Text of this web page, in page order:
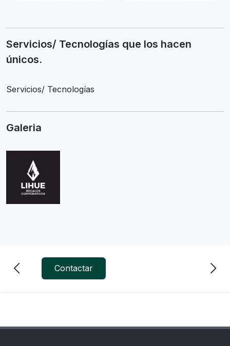
Servicios/ Tecnologías que los hacen
únicos.
Servicios/ Tecnologías
Galeria
Contactar